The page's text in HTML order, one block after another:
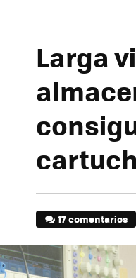
Larga
17 comentarios